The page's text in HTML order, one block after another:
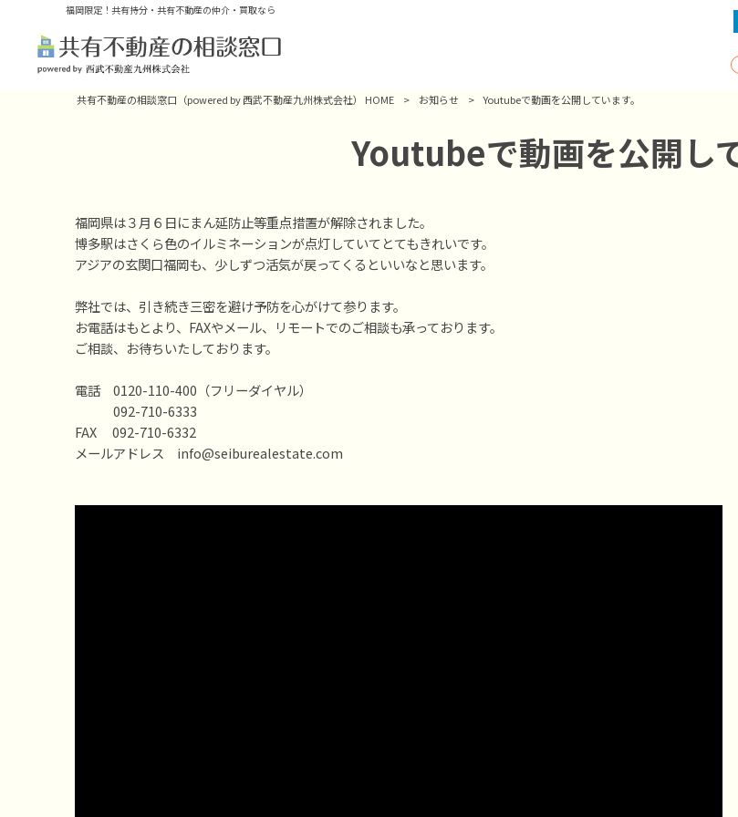
福岡限定！共有持分・共有不動産の仲介・買取なら
共有不動産の相談窓口（powered by 西武不動産九州株式会社） HOME > お知らせ > Youtubeで動画を公開しています。
Youtubeで動画を公開し
福岡県は３月６日にまん延防止等重点措置が解除されました。
博多駅はさくら色のイルミネーションが点灯していてとてもきれいです。
アジアの玄関口福岡も、少しずつ活気が戻ってくるといいなと思います。
弊社では、引き続き三密を避け予防を心がけて参ります。
お電話はもとより、FAXやメール、リモートでのご相談も承っております。
ご相談、お待ちいたしております。
電話 0120-110-400（フリーダイヤル）
092-710-6333
FAX 092-710-6332
メールアドレス info@seiburealestate.com